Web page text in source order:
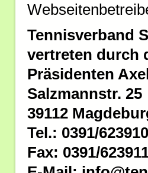
Tennisverband
vertreten durch
Präsidenten
Salzmannstr. 25
39112
Tel.: 0391/
Fax: 0391/